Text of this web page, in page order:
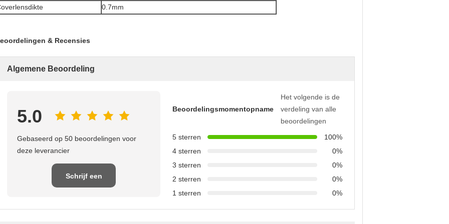
0.7mm
& Recensies
Algemene Beoordeling
5.0
Gebaseerd op 50 beoordelingen voor
deze leverancier
Schrijf een
Beoordelingsmomentopname
Het volgende is de
verdeling van alle
beoordelingen
5 sterren
100%
4 sterren
0%
3 sterren
0%
2 sterren
0%
1 sterren
0%